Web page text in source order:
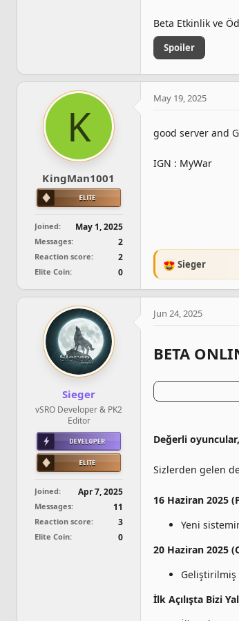
Beta Etkinlik ve
Spoiler
K
KingMan1001
Joined May 1, 2025
Messages 2
Reaction score 2
Elite Coin 0
May 19, 2025
good server and
IGN : MyWar
R
e
a
t
n
:
Sieger
Sieger
vSRO Developer & PK2
Editor
Joined Apr 7, 2025
Messages 11
Reaction score 3
Elite Coin 0
Jun 24, 2025
BETA
Değerli oyuncular,
Sizlerden gelen
16 Haziran 2025
Yeni
20 Haziran 2025
Geliştirilmiş
İlk Açılışta Bizi